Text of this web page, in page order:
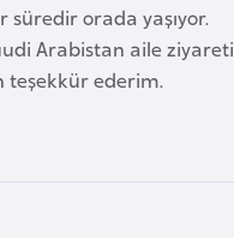
süredir orada yaşıyor.
Arabistan aile ziyareti
teşekkür ederim.